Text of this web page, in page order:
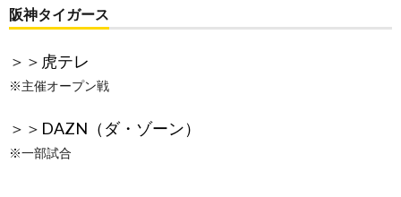
阪神タイガース
＞＞ 虎テレ
※主催オープン戦
＞＞ DAZN（ダ・ゾーン）
※一部試合